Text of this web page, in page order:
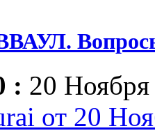
: 20
от 20